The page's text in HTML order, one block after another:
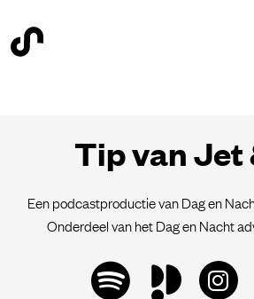
Tip van Jet
Een podcastproductie van Dag en
Onderdeel van het Dag en Nacht